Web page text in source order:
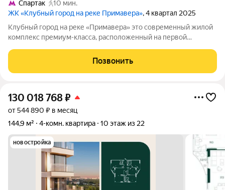
Спартак
10 мин.
ЖК «Клубный город на реке Примавера», 4 квартал 2025
Клубный город на реке «Примавера» это современный жилой
комплекс премиум-класса, расположенный на первой
Покровское-Стрешнево. Под панорамными окнами квартир
находится собственный экопарк с
Позвонить
130 018 768₽
от 544 890 ₽ в месяц
144,9 м²
4-комн. квартира 10 этаж из 22
новостройка